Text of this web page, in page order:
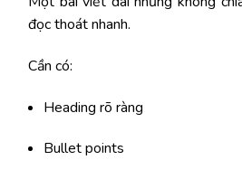
đọc thoát nhanh.
Cần có:
Heading rõ ràng
Bullet points